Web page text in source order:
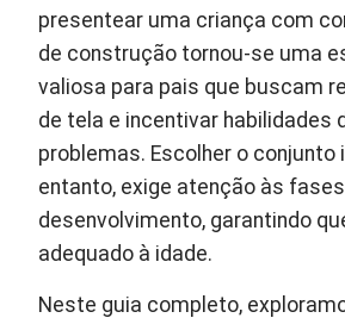
presentear uma criança com
de construção tornou-se uma
valiosa para pais que buscam
de tela e incentivar habilidades
problemas. Escolher o conjunto
entanto, exige atenção às
desenvolvimento, garantindo
adequado à idade.
Neste guia completo,